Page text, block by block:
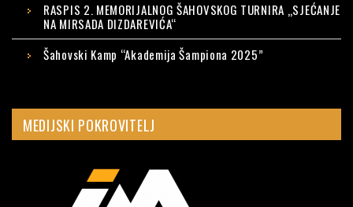
RASPIS 2. MEMORIJALNOG ŠAHOVSKOG TURNIRA „SJEĆANJE
NA MIRSADA DIZDAREVIĆA“
Šahovski Kamp “Akademija Šampiona 2025”
MEDIJSKI POKROVITELJ